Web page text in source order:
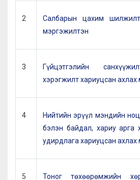
2
Салбарын цахим
мэргэжилтэн
3
Гүйцэтгэлийн
хэрэгжилт хариуцсан
4
Нийтийн эрүүл мэндийн
бэлэн байдал, хариу арга
удирдлага хариуцсан
5 Тоног төхөөрөмжийн